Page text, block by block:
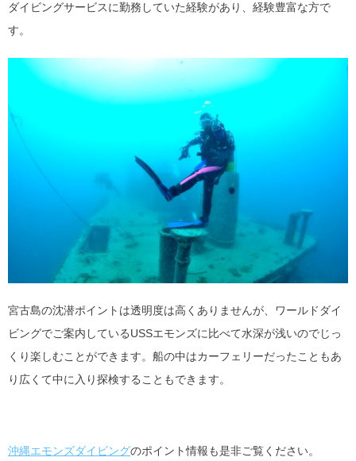
ダイビングサービスに勤務していた経験があり、経験豊富な方で
す。
宮古島の沈潜ポイントは透明度は高くありませんが、ワールドダイ
ビングでご案内しているUSSエモンズに比べて水深が浅いのでじっ
くり楽しむことができます。船の中はカーフェリーだったこともあ
り広くて中に入り探検することもできます。
沖縄エモンズダイビングのポイント情報も是非ご覧ください。